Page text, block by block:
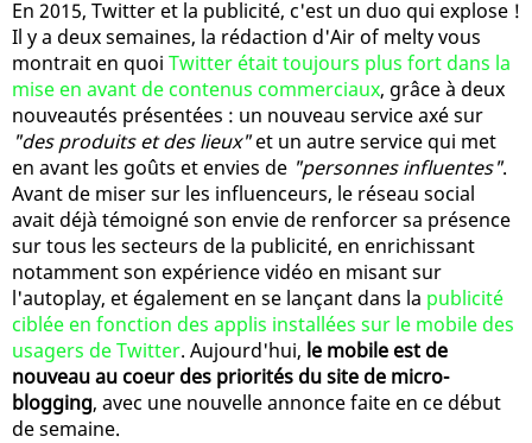
En 2015, Twitter et la publicité, c'est un duo qui explose !
Il y a deux semaines, la rédaction d'Air of melty vous
montrait en quoi Twitter était toujours plus fort dans la
mise en avant de contenus commerciaux, grâce à deux
nouveautés présentées : un nouveau service axé sur
"des produits et des lieux"et un autre service qui met
en avant les goûts et envies de "personnes influentes".
Avant de miser sur les influenceurs, le réseau social
avait déjà témoigné son envie de renforcer sa présence
sur tous les secteurs de la publicité, en enrichissant
notamment son expérience vidéo en misant sur
l'autoplay, et également en se lançant dans la publicité
ciblée en fonction des applis installées sur le mobile des
usagers de Twitter. Aujourd'hui, le mobile est de
nouveau au coeur des priorités du site de micro-
blogging, avec une nouvelle annonce faite en ce début
de semaine.